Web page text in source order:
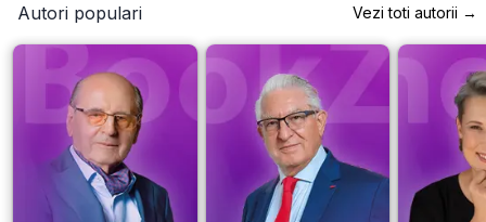
Autori populari Vezi toti autorii →